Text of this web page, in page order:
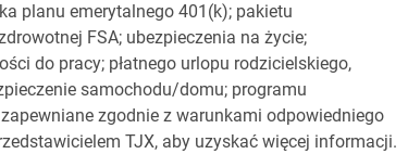
planu emerytalnego 401(k); pakietu
FSA; ubezpieczenia na życie;
do pracy; płatnego urlopu rodzicielskiego,
samochodu/domu; programu
zgodnie z warunkami odpowiedniego
TJX, aby uzyskać więcej informacji.